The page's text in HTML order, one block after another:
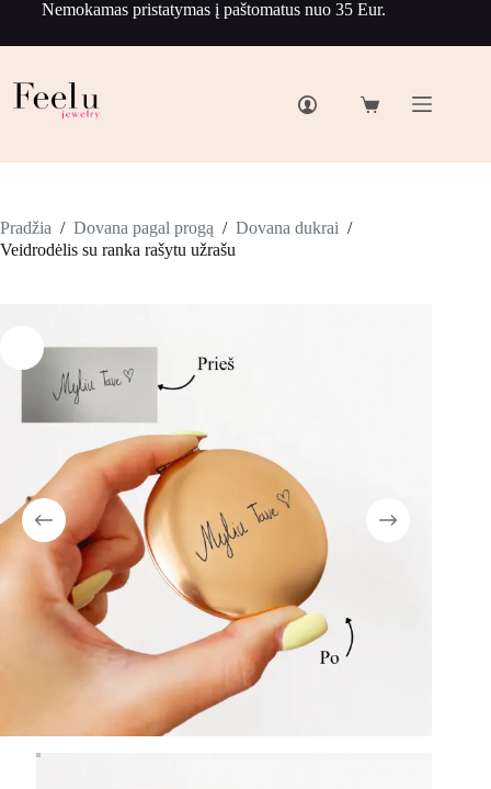
Nemokamas pristatymas į paštomatus nuo 35 Eur.
Pradžia / Dovana pagal progą / Dovana dukrai /
Veidrodėlis su ranka rašytu užrašu